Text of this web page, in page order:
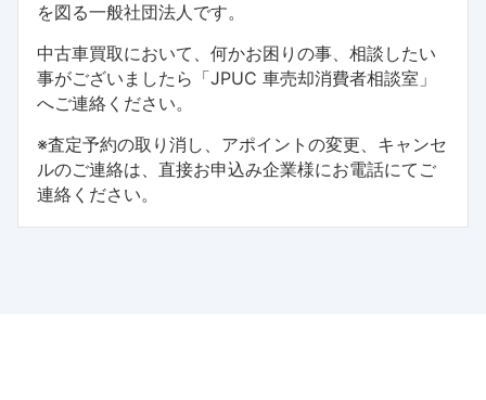
を図る一般社団法人です。
中古車買取において、何かお困りの事、相談したい
事がございましたら「JPUC 車売却消費者相談室」
へご連絡ください。
※査定予約の取り消し、アポイントの変更、キャンセ
ルのご連絡は、直接お申込み企業様にお電話にてご
連絡ください。